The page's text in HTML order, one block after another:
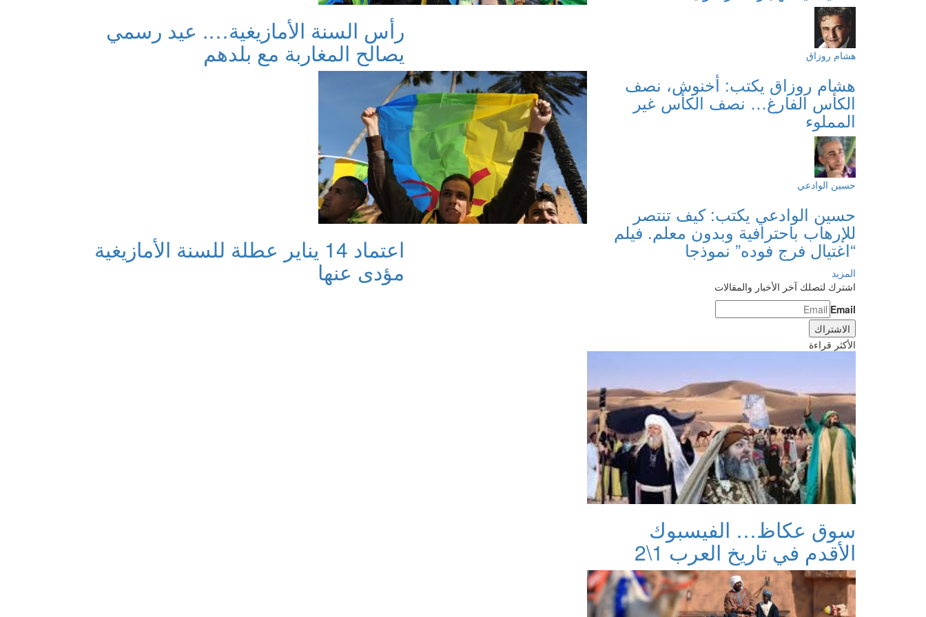
رأس السنة الأمازيغية…. عيد رسمي
يصالح المغاربة مع بلدهم
اعتماد 14 يناير عطلة للسنة الأمازيغية
مؤدى عنها
هشام روزاق
هشام روزاق يكتب: أخنوش، نصف
الكأس الفارغ… نصف الكأس غير
المملوء
حسين الوادعي
حسين الوادعي يكتب: كيف تنتصر
للإرهاب باحترافية وبدون معلم. فيلم
“اغتيال فرج فوده” نموذجا
المزيد
اشترك لتصلك آخر الأخبار والمقالات
Email
الأكثر قراءة
سوق عكاظ… الفيسبوك
الأقدم في تاريخ العرب 1\2